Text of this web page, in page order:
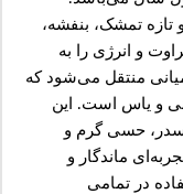
تازه تمشک، بنفشه،
و انرژی را به
منتقل می‌شود که
و یاس است. این
سدر، حسی گرم و
ماندگار و
در تمامی